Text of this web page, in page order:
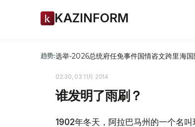
KAZINFORM
趋势:选举-2026总统府任免事件国情咨文跨里海
02:30, 03 11月 2014
谁发明了雨刷？
1902年冬天，阿拉巴马州的一个名